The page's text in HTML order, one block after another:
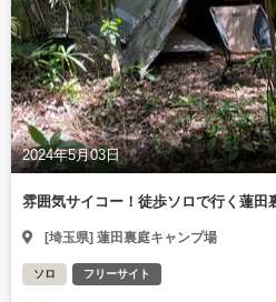
2024年5月03日
雰囲気サイコー！徒歩ソロで行く蓮田
[埼玉県] 蓮田裏庭キャンプ場
ソロ フリーサイト